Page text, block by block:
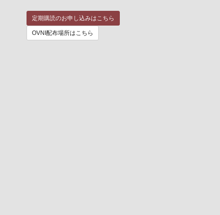
定期購読のお申し込みはこちら
OVNI配布場所はこちら